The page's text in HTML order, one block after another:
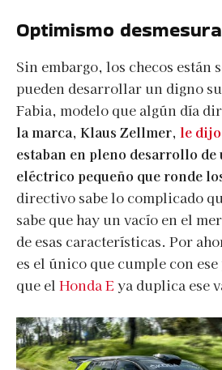
Optimismo
Sin embargo, los checos están
pueden desarrollar un digno
Fabia, modelo que algún día
la marca, Klaus Zellmer, le
estaban en pleno desarrollo de
eléctrico pequeño que ronde
directivo sabe lo complicado
sabe que hay un vacío en el
de esas características. Por
es el único que cumple con
que el Honda E ya duplica ese